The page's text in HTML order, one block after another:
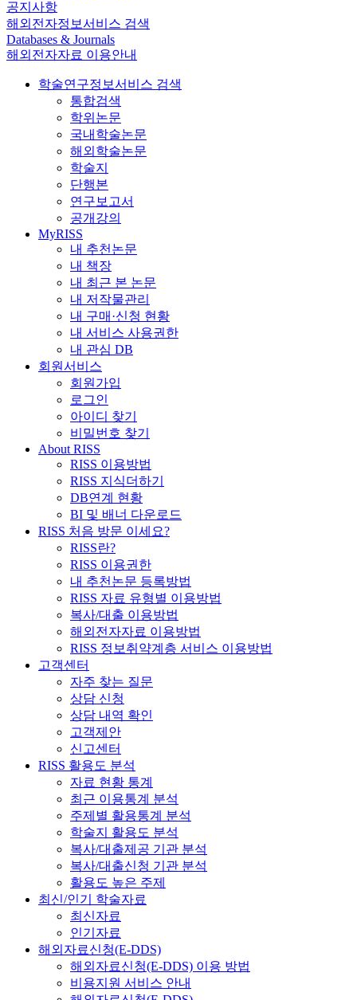
공지사항
해외전자정보서비스 검색
Databases & Journals
해외전자자료 이용안내
학술연구정보서비스 검색
통합검색
학위논문
국내학술논문
해외학술논문
학술지
단행본
연구보고서
공개강의
MyRISS
내 추천논문
내 책장
내 최근 본 논문
내 저작물관리
내 구매·신청 현황
내 서비스 사용권한
내 관심 DB
회원서비스
회원가입
로그인
아이디 찾기
비밀번호 찾기
About RISS
RISS 이용방법
RISS 지식더하기
DB연계 현황
BI 및 배너 다운로드
RISS 처음 방문 이세요?
RISS란?
RISS 이용권한
내 추천논문 등록방법
RISS 자료 유형별 이용방법
복사/대출 이용방법
해외전자자료 이용방법
RISS 정보취약계층 서비스 이용방법
고객센터
자주 찾는 질문
상담 신청
상담 내역 확인
고객제안
신고센터
RISS 활용도 분석
자료 현황 통계
최근 이용통계 분석
주제별 활용통계 분석
학술지 활용도 분석
복사/대출제공 기관 분석
복사/대출신청 기관 분석
활용도 높은 주제
최신/인기 학술자료
최신자료
인기자료
해외자료신청(E-DDS)
해외자료신청(E-DDS) 이용 방법
비용지원 서비스 안내